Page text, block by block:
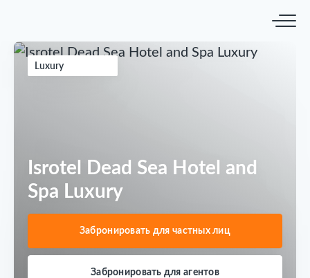
Luxury
Isrotel Dead Sea Hotel and
Spa Luxury
Забронировать для частных лиц
Забронировать для агентов